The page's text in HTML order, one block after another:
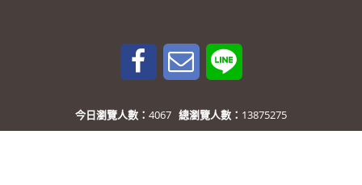
今日瀏覽人數： 4067 總瀏覽人數： 13875275